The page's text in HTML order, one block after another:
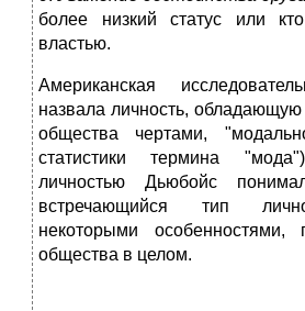
более низкий статус или
властью.
Американская
назвала личность,
общества чертами,
статистики термина
личностью Дьюбойс
встречающийся тип
некоторыми особенностями,
общества в целом.